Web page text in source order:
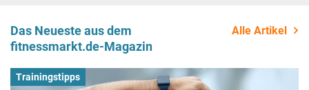
Das Neueste aus dem
fitnessmarkt.de-Magazin
Alle Artikel
Trainingstipps